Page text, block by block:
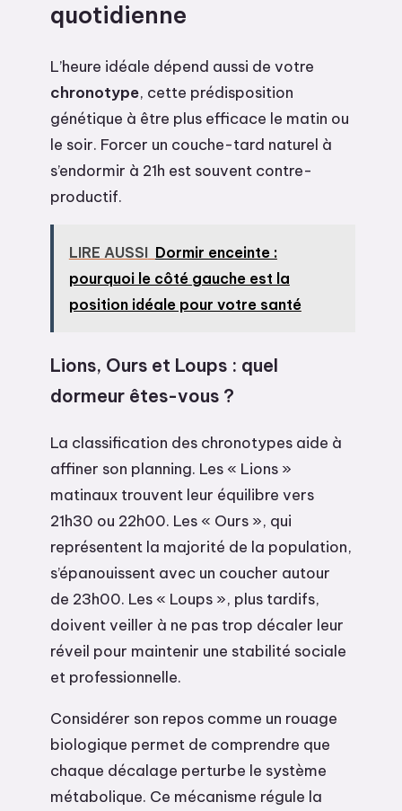
quotidienne
L’heure idéale dépend aussi de votre
chronotype, cette prédisposition
génétique à être plus efficace le matin ou
le soir. Forcer un couche-tard naturel à
s’endormir à 21h est souvent contre-
productif.
LIRE AUSSI Dormir enceinte :
pourquoi le côté gauche est la
position idéale pour votre santé
Lions, Ours et Loups : quel
dormeur êtes-vous ?
La classification des chronotypes aide à
affiner son planning. Les « Lions »
matinaux trouvent leur équilibre vers
21h30 ou 22h00. Les « Ours », qui
représentent la majorité de la population,
s’épanouissent avec un coucher autour
de 23h00. Les « Loups », plus tardifs,
doivent veiller à ne pas trop décaler leur
réveil pour maintenir une stabilité sociale
et professionnelle.
Considérer son repos comme un rouage
biologique permet de comprendre que
chaque décalage perturbe le système
métabolique. Ce mécanisme régule la